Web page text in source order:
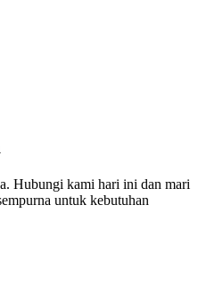
Hubungi kami hari ini dan mari
untuk kebutuhan